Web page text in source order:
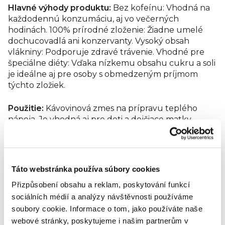
Táto webstránka používa súbory cookies
Přizpůsobení obsahu a reklam, poskytování funkcí
sociálních médií a analýzy návštěvnosti používáme
soubory cookie. Informace o tom, jako používáte naše
webové stránky, poskytujeme i našim partnerům v
koreň. Výživové údaje na 100g: Energetická hodnota 1430
kJ / 342 kcal Tuky 1,8 g - z toho mastné kyseliny 0,3 g
Sacharidy 59 g - z toho cukry 1,6 g Vláknina 27 g Bielkoviny
8,7 g Soľ 0,04 g
Hlavné výhody produktu: Bez kofeínu: Vhodná na
každodennú konzumáciu, aj vo večerných
hodinách. 100% prírodné zloženie: Žiadne umelé
dochucovadlá ani konzervanty. Vysoký obsah
vlákniny: Podporuje zdravé trávenie. Vhodné pre
špeciálne diéty: Vďaka nízkemu obsahu cukru a soli
je ideálne aj pre osoby s obmedzeným príjmom
týchto zložiek.
Použitie: Kávovinová zmes na prípravu teplého
nápoja. Je vhodná aj pre deti a dojčiace matky.
Na 0,5 litra vody použite 2 polievkové
požadovanej intenzity nápoja.
Varenie: Dajte vodu variť. Keď začne vrieť, vsypte
Meltu. Varenie pod dohľadom: Zmes niekoľkokrát
priveďte k varu (peneniu), ale dávajte pozor, aby
nepretiekla. Odstátie: Po varení vypnite plameň a